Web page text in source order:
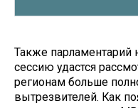
Также парламентарий
сессию удастся
регионам больше
вытрезвителей. Как